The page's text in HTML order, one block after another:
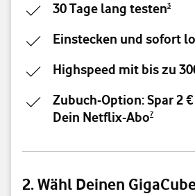
30 Tage lang testen3
Einstecken und sofort
Highspeed mit bis zu
Zubuch-Option: Spar 2
Dein Netflix-Abo7
2. Wähl Deinen